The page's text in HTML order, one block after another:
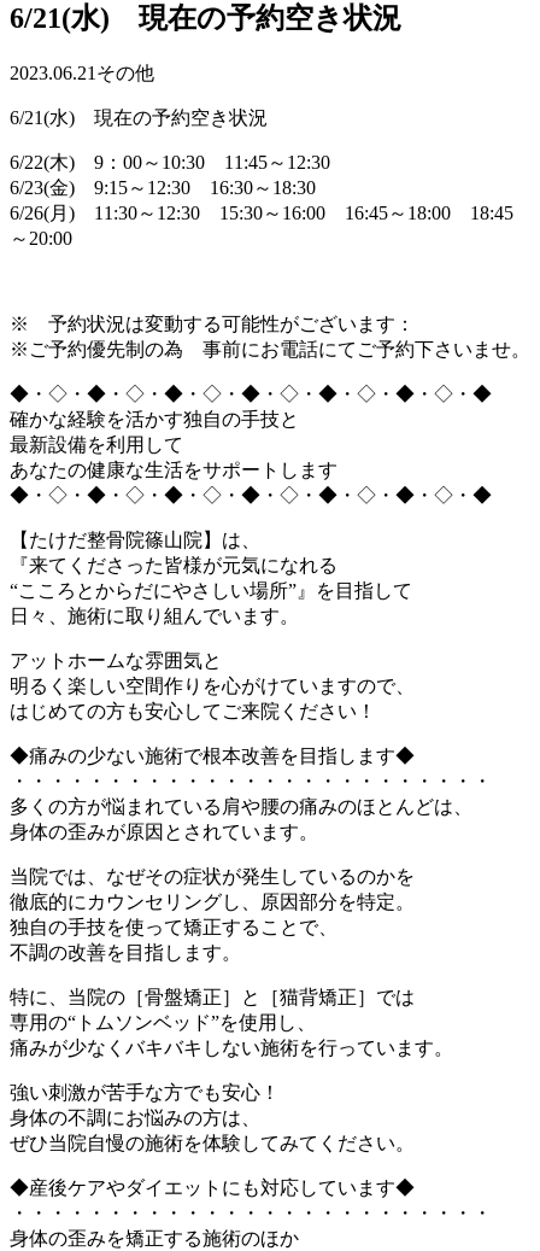
6/21(水) 現在の予約空き状況
2023.06.21 その他
6/21(水) 現在の予約空き状況
6/22(木) 9：00～10:30 11:45～12:30
6/23(金) 9:15～12:30 16:30～18:30
6/26(月) 11:30～12:30 15:30～16:00 16:45～18:00 18:45
～20:00
※ 予約状況は変動する可能性がございます：
※ご予約優先制の為 事前にお電話にてご予約下さいませ。
◆・◇・◆・◇・◆・◇・◆・◇・◆・◇・◆・◇・◆
確かな経験を活かす独自の手技と
最新設備を利用して
あなたの健康な生活をサポートします
◆・◇・◆・◇・◆・◇・◆・◇・◆・◇・◆・◇・◆
【たけだ整骨院篠山院】は、
『来てくださった皆様が元気になれる
“こころとからだにやさしい場所”』を目指して
日々、施術に取り組んでいます。
アットホームな雰囲気と
明るく楽しい空間作りを心がけていますので、
はじめての方も安心してご来院ください！
◆痛みの少ない施術で根本改善を目指します◆
・・・・・・・・・・・・・・・・・・・・・・・・・
多くの方が悩まれている肩や腰の痛みのほとんどは、
身体の歪みが原因とされています。
当院では、なぜその症状が発生しているのかを
徹底的にカウンセリングし、原因部分を特定。
独自の手技を使って矯正することで、
不調の改善を目指します。
特に、当院の［骨盤矯正］と［猫背矯正］では
専用の“トムソンベッド”を使用し、
痛みが少なくバキバキしない施術を行っています。
強い刺激が苦手な方でも安心！
身体の不調にお悩みの方は、
ぜひ当院自慢の施術を体験してみてください。
◆産後ケアやダイエットにも対応しています◆
・・・・・・・・・・・・・・・・・・・・・・・・・
身体の歪みを矯正する施術のほか